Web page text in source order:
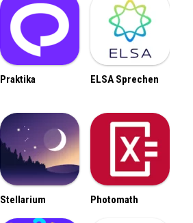
Praktika ELSA Sprechen
Stellarium Photomath